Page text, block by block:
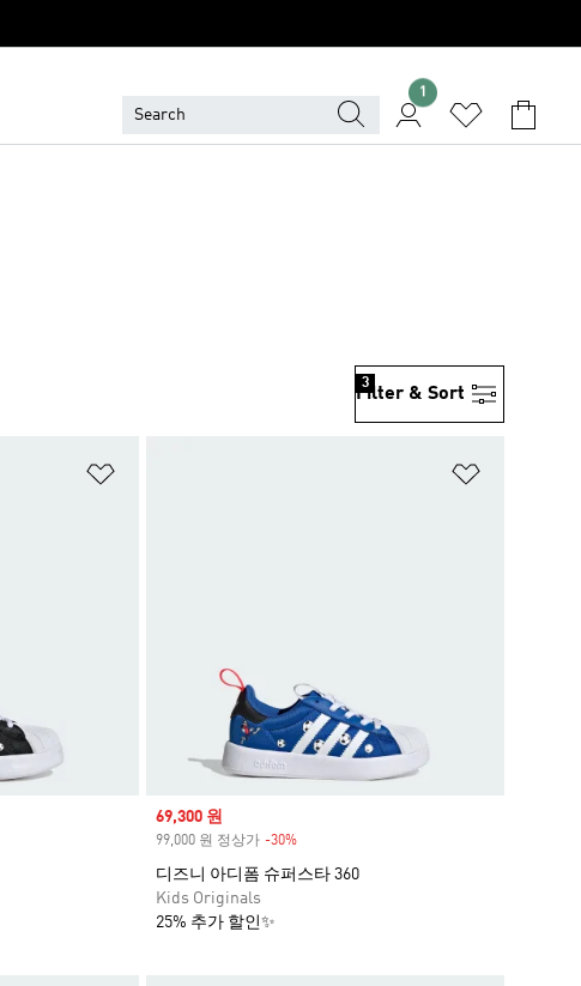
1
Filter & Sort
3
Sale price
69,300 원
99,000 원 정상가 -30%Discount
디즈니 아디폼 슈퍼스타 360
Kids Originals
25% 추가 할인✨